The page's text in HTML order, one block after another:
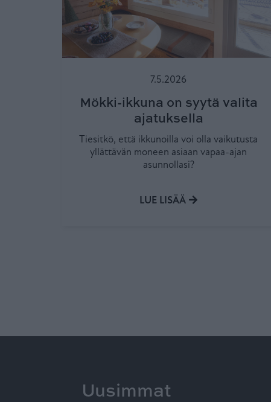
7.5.2026
Mökki-ikkuna on syytä valita
ajatuksella
Tiesitkö, että ikkunoilla voi olla vaikutusta
yllättävän moneen asiaan vapaa-ajan
asunnollasi?
LUE LISÄÄ
Uusimmat